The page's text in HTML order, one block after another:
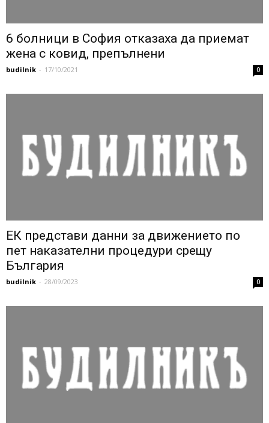
6 болници в София отказаха да приемат
жена с ковид, препълнени
budilnik - 17/10/2021 0
ЕК представи данни за движението по
пет наказателни процедури срещу
България
budilnik - 28/09/2023 0